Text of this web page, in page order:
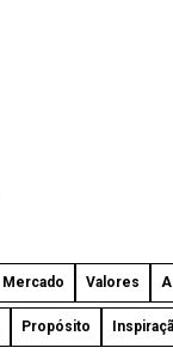
Mercado Valores
Propósito